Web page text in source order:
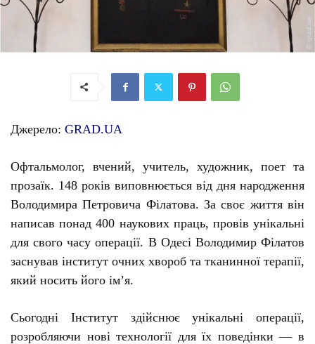
Джерело: GRAD.UA
Офтальмолог, вчений, учитель, художник, поет та
прозаїк. 148 років виповнюється від дня народження
Володимира Петровича Філатова. За своє життя він
написав понад 400 наукових праць, провів унікальні
для свого часу операції. В Одесі Володимир Філатов
заснував інститут очних хвороб та тканинної терапії,
який носить його ім’я.
Сьогодні Інститут здійснює унікальні операції,
розробляючи нові технології для їх поведінки — в